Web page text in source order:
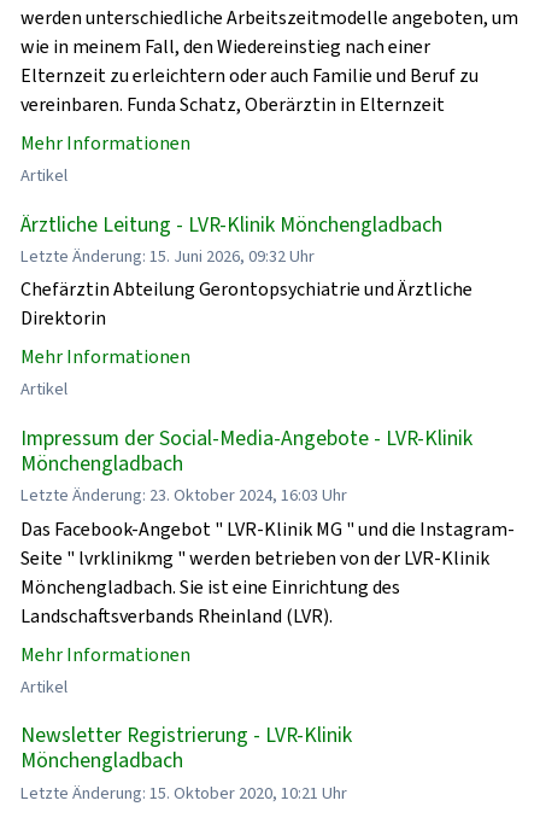
werden unterschiedliche Arbeitszeitmodelle angeboten, um
wie in meinem Fall, den Wiedereinstieg nach einer
Elternzeit zu erleichtern oder auch Familie und Beruf zu
vereinbaren. Funda Schatz, Oberärztin in Elternzeit
Mehr Informationen
Artikel
Ärztliche Leitung - LVR-Klinik Mönchengladbach
Letzte Änderung: 15. Juni 2026, 09:32 Uhr
Chefärztin Abteilung Gerontopsychiatrie und Ärztliche
Direktorin
Mehr Informationen
Artikel
Impressum der Social-Media-Angebote - LVR-Klinik
Mönchengladbach
Letzte Änderung: 23. Oktober 2024, 16:03 Uhr
Das Facebook-Angebot " LVR-Klinik MG " und die Instagram-
Seite " lvrklinikmg " werden betrieben von der LVR-Klinik
Mönchengladbach. Sie ist eine Einrichtung des
Landschaftsverbands Rheinland (LVR).
Mehr Informationen
Artikel
Newsletter Registrierung - LVR-Klinik
Mönchengladbach
Letzte Änderung: 15. Oktober 2020, 10:21 Uhr